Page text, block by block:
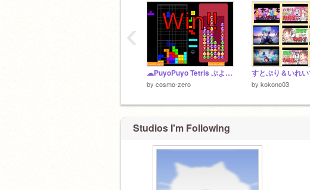
☁PuyoPuyo Tetris ぷよぷよテトリス 旧型
by cosmo-zero by kokono03
‹
Studios I'm Following